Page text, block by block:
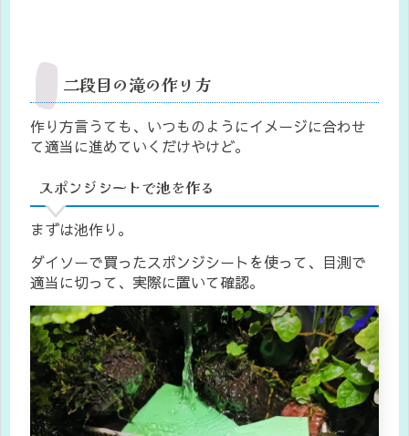
二段目の滝の作り方
作り方言うても、いつものようにイメージに合わせ
て適当に進めていくだけやけど。
スポンジシートで池を作る
まずは池作り。
ダイソーで買ったスポンジシートを使って、目測で
適当に切って、実際に置いて確認。